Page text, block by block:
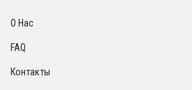
О Нас
FAQ
Контакты